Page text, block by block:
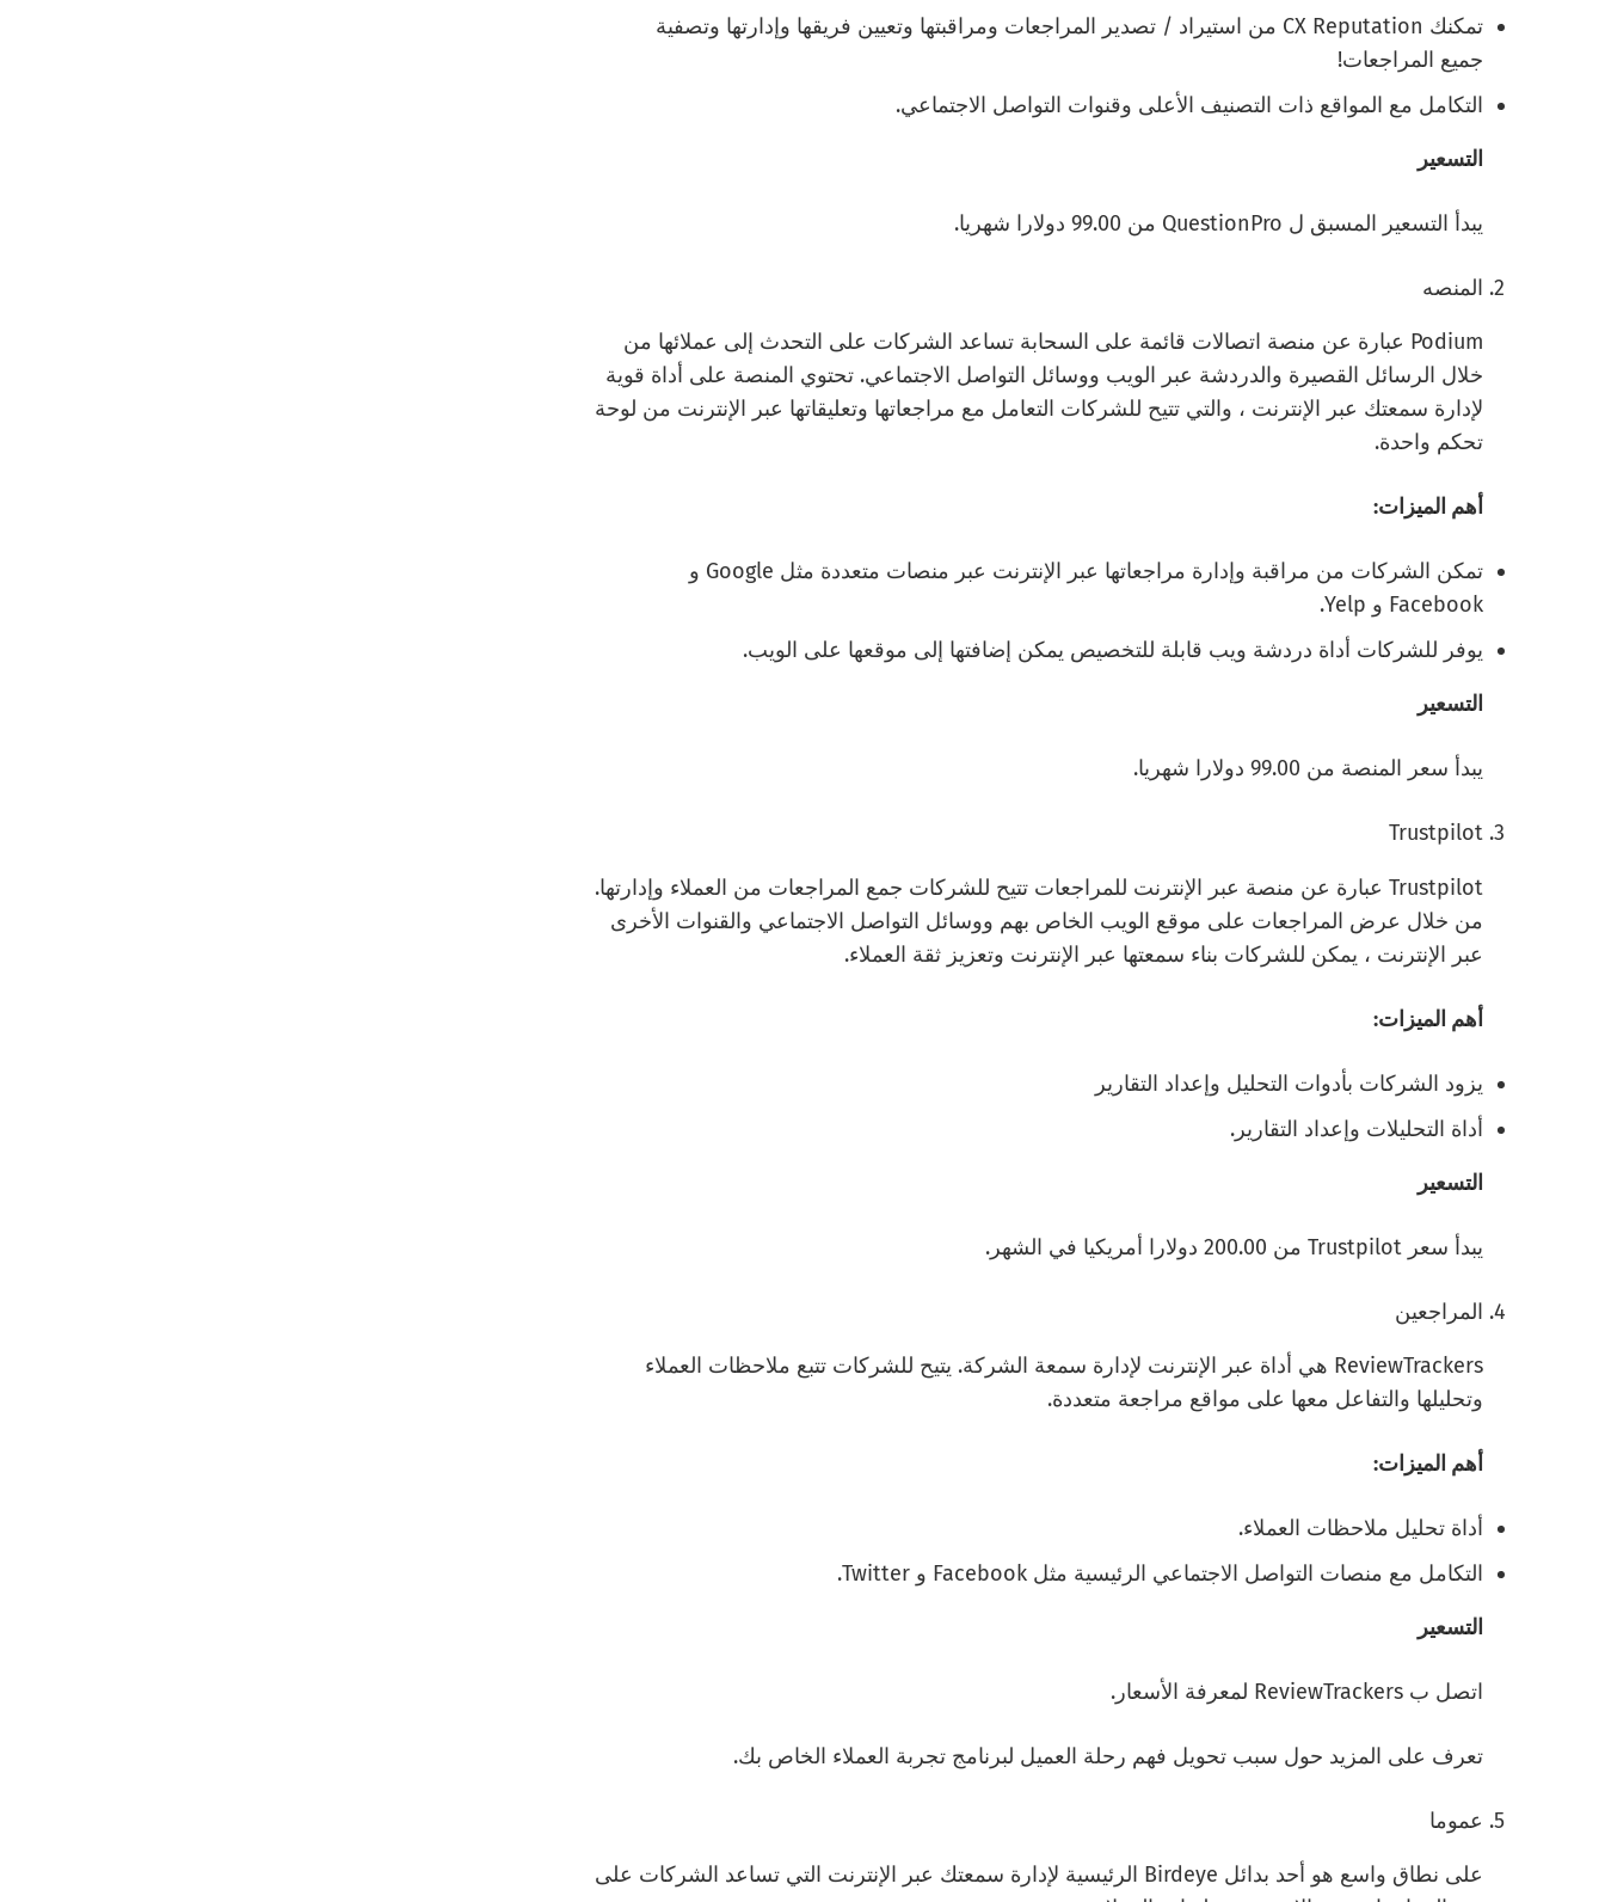
تمكنك CX Reputation من استيراد / تصدير المراجعات ومراقبتها وتعيين فريقها وإدارتها وتصفية
جميع المراجعات!
التكامل مع المواقع ذات التصنيف الأعلى وقنوات التواصل الاجتماعي.
التسعير
يبدأ التسعير المسبق ل QuestionPro من 99.00 دولارا شهريا.
المنصه
Podium عبارة عن منصة اتصالات قائمة على السحابة تساعد الشركات على التحدث إلى عملائها من
خلال الرسائل القصيرة والدردشة عبر الويب ووسائل التواصل الاجتماعي. تحتوي المنصة على أداة قوية
لإدارة سمعتك عبر الإنترنت ، والتي تتيح للشركات التعامل مع مراجعاتها وتعليقاتها عبر الإنترنت من لوحة
تحكم واحدة.
أهم الميزات:
تمكن الشركات من مراقبة وإدارة مراجعاتها عبر الإنترنت عبر منصات متعددة مثل Google و
Facebook و Yelp.
يوفر للشركات أداة دردشة ويب قابلة للتخصيص يمكن إضافتها إلى موقعها على الويب.
التسعير
يبدأ سعر المنصة من 99.00 دولارا شهريا.
Trustpilot
Trustpilot عبارة عن منصة عبر الإنترنت للمراجعات تتيح للشركات جمع المراجعات من العملاء وإدارتها.
من خلال عرض المراجعات على موقع الويب الخاص بهم ووسائل التواصل الاجتماعي والقنوات الأخرى
عبر الإنترنت ، يمكن للشركات بناء سمعتها عبر الإنترنت وتعزيز ثقة العملاء.
أهم الميزات:
يزود الشركات بأدوات التحليل وإعداد التقارير
أداة التحليلات وإعداد التقارير.
التسعير
يبدأ سعر Trustpilot من 200.00 دولارا أمريكيا في الشهر.
المراجعين
ReviewTrackers هي أداة عبر الإنترنت لإدارة سمعة الشركة. يتيح للشركات تتبع ملاحظات العملاء
وتحليلها والتفاعل معها على مواقع مراجعة متعددة.
أهم الميزات:
أداة تحليل ملاحظات العملاء.
التكامل مع منصات التواصل الاجتماعي الرئيسية مثل Facebook و Twitter.
التسعير
اتصل ب ReviewTrackers لمعرفة الأسعار.
تعرف على المزيد حول سبب تحويل فهم رحلة العميل لبرنامج تجربة العملاء الخاص بك.
عموما
على نطاق واسع هو أحد بدائل Birdeye الرئيسية لإدارة سمعتك عبر الإنترنت التي تساعد الشركات على